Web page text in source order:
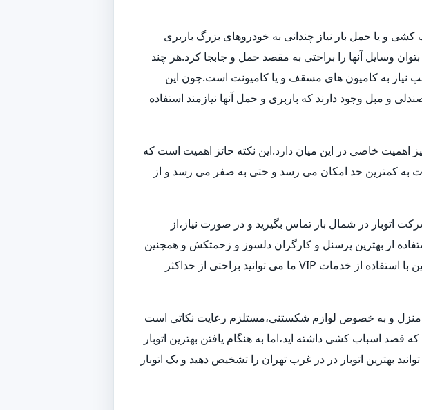
و یا حمل بار نیاز چندانی به خودروهای بزرگ باربری
وسایل آنها را براحتی به مقصد حمل و جابجا کرد.هر چند
نیاز به کامیون های مسقف و یا کامیونت است.چون این
و مبل وجود دارند که باربری و حمل آنها نیازمند استفاده
اهمیت خاصی در این میان دارد.این نکته حائز اهمیت است که
به کمترین حد امکان می رسد و حتی به صفر می رسد و از
اتوبار در شمال بار تماس بگیرید و در صورت نیاز،از
از بهترین پرسنل و کارگران دلسوز و زحمتکش و همچنین
ناوگانی از بهترین ماشین های باربری و حمل بار،به بهترین شکل ممکن اسباب کشی شما را انجام داده و همچنین با استفاده از خدمات VIP ما می توانید براحتی از حداکثر
منزل و به خصوص لوازم شکستنی،مستلزم رعایت نکاتی است
قصد اسباب کشی داشته اید،اما به هنگام یافتن بهترین اتوبار
بهترین اتوبار در در غرب تهران را تشخیص دهید و یک اتوبار